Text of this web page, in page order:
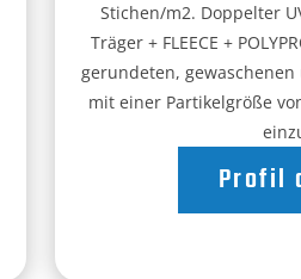
Stichen/m2. Doppelter
Träger + FLEECE +
gerundeten,
mit einer Partikelgröße
Profil